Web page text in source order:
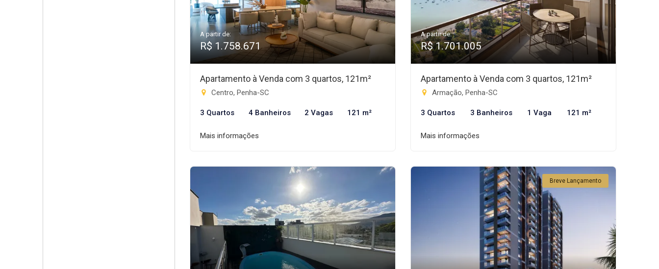
A partir de:
R$ 1.758.671
Apartamento à Venda com 3 quartos, 121m²
Centro, Penha-SC
3 Quartos 4 Banheiros 2 Vagas 121 m²
Mais informações
A partir de:
R$ 1.701.005
Apartamento à Venda com 3 quartos, 121m²
Armação, Penha-SC
3 Quartos 3 Banheiros 1 Vaga 121 m²
Mais informações
Breve Lançamento